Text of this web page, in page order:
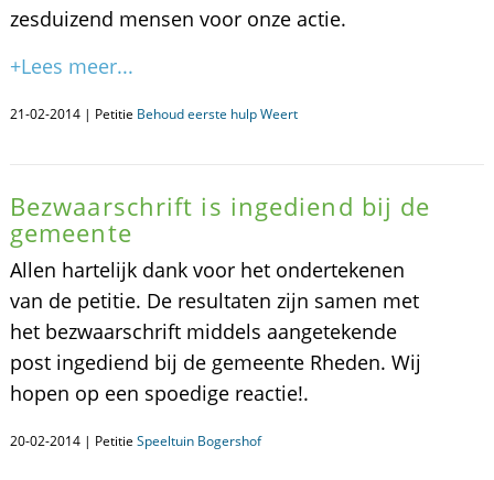
zesduizend mensen voor onze actie.
+Lees meer...
21-02-2014 | Petitie Behoud eerste hulp Weert
Bezwaarschrift is ingediend bij de
gemeente
Allen hartelijk dank voor het ondertekenen
van de petitie. De resultaten zijn samen met
het bezwaarschrift middels aangetekende
post ingediend bij de gemeente Rheden. Wij
hopen op een spoedige reactie!.
20-02-2014 | Petitie Speeltuin Bogershof